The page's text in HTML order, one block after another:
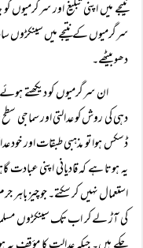
نتیجے میں اپنی تبلیغ اور
سرگرمیوں کے نتیجے میں سینکڑوں
دھو بیٹھے۔
ان سرگرمیوں کو دیکھتے
دہی کی روش کو عدالتی اور سماجی
ڈسکس ہوا تو مذہبی طبقات اور خود
یہ ہوتا ہے کہ قادیانی اپنی عبادت
استعمال نہیں کر سکتے۔ جو چیز باہر
کی آڑ لے کر اب تک سینکڑوں